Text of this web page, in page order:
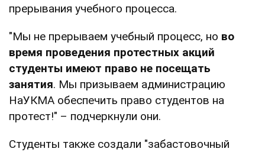
прерывания учебного процесса.
"Мы не прерываем учебный процесс, но во
время проведения протестных акций
студенты имеют право не посещать
занятия. Мы призываем администрацию
НаУКМА обеспечить право студентов на
протест!" – подчеркнули они.
Студенты также создали "забастовочный